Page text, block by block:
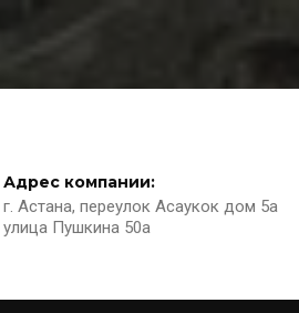
Адрес компании:
г. Астана, переулок Асаукок дом 5а
улица Пушкина 50а